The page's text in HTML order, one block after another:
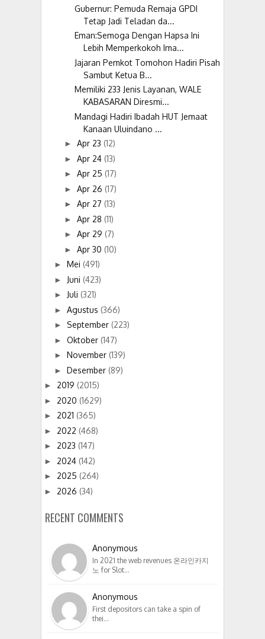
Gubernur: Pemuda Remaja GPDI
Tetap Jadi Teladan da...
Eman:Semoga Dengan Hapsa Ini
Lebih Memperkokoh Ima...
Jajaran Pemkot Tomohon Hadiri Pisah
Sambut Ketua B...
Memiliki 233 Jenis Layanan, WALE
KABASARAN Diresmi...
Mandagi Hadiri Ibadah HUT Jemaat
Kanaan Uluindano ...
► Apr 23 (12)
► Apr 24 (13)
► Apr 25 (17)
► Apr 26 (17)
► Apr 27 (13)
► Apr 28 (11)
► Apr 29 (7)
► Apr 30 (10)
► Mei (491)
► Juni (423)
► Juli (321)
► Agustus (366)
► September (223)
► Oktober (147)
► November (139)
► Desember (89)
► 2019 (2015)
► 2020 (1629)
► 2021 (365)
► 2022 (468)
► 2023 (147)
► 2024 (142)
► 2025 (264)
► 2026 (34)
RECENT COMMENTS
Anonymous
In 2021 the web revenues 온라인카지
노 for Slot…
Anonymous
First depositors can take a spin of
thei…